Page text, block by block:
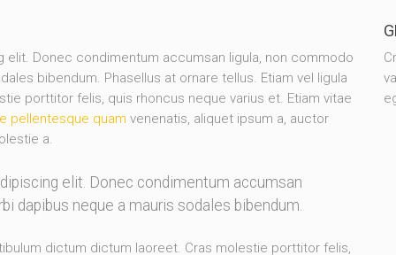
Donec condimentum accumsan ligula, non commodo
bibendum. Phasellus at ornare tellus. Etiam vel ligula
porttitor felis, quis rhoncus neque varius et. Etiam vitae
pellentesque quam venenatis, aliquet ipsum a, auctor
a.
elit. Donec condimentum accumsan
dapibus neque a mauris sodales bibendum.
dictum dictum laoreet. Cras molestie porttitor felis,